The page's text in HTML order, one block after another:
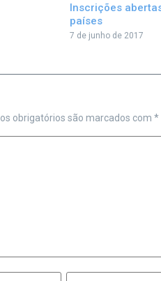
Inscrições
países
7 de junho de 2017
obrigatórios são marcados com *